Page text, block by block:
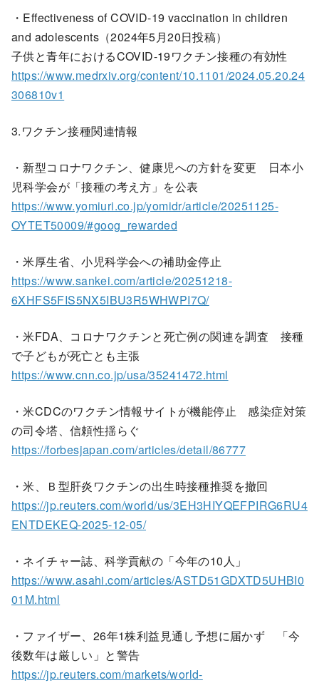
・Effectiveness of COVID-19 vaccination in children
and adolescents（2024年5月20日投稿）
子供と青年におけるCOVID-19ワクチン接種の有効性
https://www.medrxiv.org/content/10.1101/2024.05.20.24
306810v1
3.ワクチン接種関連情報
・新型コロナワクチン、健康児への方針を変更 日本小
児科学会が「接種の考え方」を公表
https://www.yomiuri.co.jp/yomidr/article/20251125-
OYTET50009/#goog_rewarded
・米厚生省、小児科学会への補助金停止
https://www.sankei.com/article/20251218-
6XHFS5FIS5NX5IBU3R5WHWPI7Q/
・米FDA、コロナワクチンと死亡例の関連を調査 接種
で子どもが死亡とも主張
https://www.cnn.co.jp/usa/35241472.html
・米CDCのワクチン情報サイトが機能停止 感染症対策
の司令塔、信頼性揺らぐ
https://forbesjapan.com/articles/detail/86777
・米、Ｂ型肝炎ワクチンの出生時接種推奨を撤回
https://jp.reuters.com/world/us/3EH3HIYQEFPIRG6RU4
ENTDEKEQ-2025-12-05/
・ネイチャー誌、科学貢献の「今年の10人」
https://www.asahi.com/articles/ASTD51GDXTD5UHBI0
01M.html
・ファイザー、26年1株利益見通し予想に届かず 「今
後数年は厳しい」と警告
https://jp.reuters.com/markets/world-